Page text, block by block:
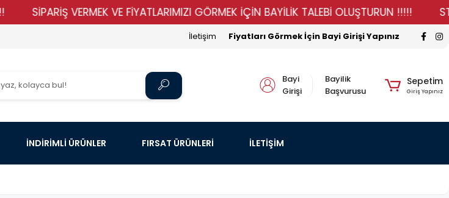
SİPARİŞ VERMEK VE FİYATLARIMIZI GÖRMEK İÇİN BAYİLİK TALEBİ OLUŞTURUN !!!!!
Fiyatları Görmek İçin Bayi Girişi Yapınız
İletişim
Bayi
Girişi
Bayilik
Başvurusu
Sepetim
Giriş Yapınız
İNDİRİMLİ ÜRÜNLER FIRSAT ÜRÜNLERİ İLETİŞİM